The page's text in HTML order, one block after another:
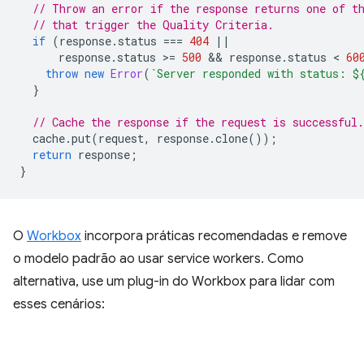
// Throw an error if the response returns one of
// that trigger the Quality Criteria.
if (response. status === 404 ||
response. status >= 500 && response. status <
throw new Error( `Server responded with status:
}
// Cache the response if the request is successful.
cache.put(request, response.clone());
return response ;
}
O Workbox incorpora práticas recomendadas e remove
o modelo padrão ao usar service workers. Como
alternativa, use um plug-in do Workbox para lidar com
esses cenários: